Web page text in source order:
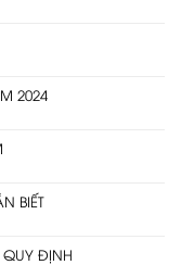
2024
BIẾT
ĐỊNH